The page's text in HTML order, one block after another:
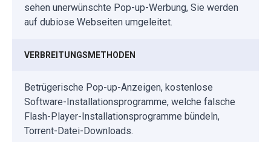
sehen unerwünschte Pop-up-Werbung, Sie werden
auf dubiose Webseiten umgeleitet.
VERBREITUNGSMETHODEN
Betrügerische Pop-up-Anzeigen, kostenlose
Software-Installationsprogramme, welche falsche
Flash-Player-Installationsprogramme bündeln,
Torrent-Datei-Downloads.